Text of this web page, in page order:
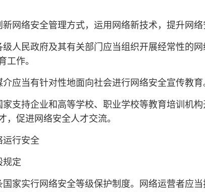
新网络安全管理方式，运用网络新技术，提升网络
级人民政府及其有关部门应当组织开展经常性的
工作。
应当有针对性地面向社会进行网络安全宣传教育
家支持企业和高等学校、职业学校等教育培训机
，促进网络安全人才交流。
运行安全
规定
国家实行网络安全等级保护制度。网络运营者应